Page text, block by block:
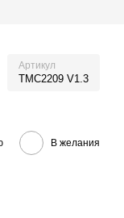
Артикул
TMC2209 V1.3
В желания